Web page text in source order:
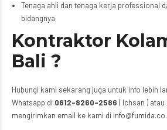
Tenaga ahli dan tenaga kerja professional
bidangnya
Kontraktor
Bali ?
Hubungi kami sekarang juga untuk info lebih
Whatsapp di 0812-8260-2586 ( Ichsan )
mengirimkan email ke kami di